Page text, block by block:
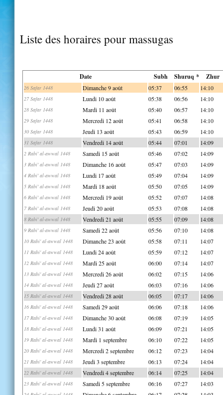
Liste des horaires pour massugas
Date Subh Shuruq * Zhur
26 Safar 1448 Dimanche 9 août 05:37 06:55 14:10
27 Safar 1448 Lundi 10 août 05:38 06:56 14:10
28 Safar 1448 Mardi 11 août 05:40 06:57 14:10
29 Safar 1448 Mercredi 12 août 05:41 06:58 14:10
30 Safar 1448 Jeudi 13 août 05:43 06:59 14:10
31 Safar 1448 Vendredi 14 août 05:44 07:01 14:09
2 Rabi' al-awwal 1448 Samedi 15 août 05:46 07:02 14:09
3 Rabi' al-awwal 1448 Dimanche 16 août 05:47 07:03 14:09
4 Rabi' al-awwal 1448 Lundi 17 août 05:49 07:04 14:09
5 Rabi' al-awwal 1448 Mardi 18 août 05:50 07:05 14:09
6 Rabi' al-awwal 1448 Mercredi 19 août 05:52 07:07 14:08
7 Rabi' al-awwal 1448 Jeudi 20 août 05:53 07:08 14:08
8 Rabi' al-awwal 1448 Vendredi 21 août 05:55 07:09 14:08
9 Rabi' al-awwal 1448 Samedi 22 août 05:56 07:10 14:08
10 Rabi' al-awwal 1448 Dimanche 23 août 05:58 07:11 14:07
11 Rabi' al-awwal 1448 Lundi 24 août 05:59 07:12 14:07
12 Rabi' al-awwal 1448 Mardi 25 août 06:00 07:14 14:07
13 Rabi' al-awwal 1448 Mercredi 26 août 06:02 07:15 14:06
14 Rabi' al-awwal 1448 Jeudi 27 août 06:03 07:16 14:06
15 Rabi' al-awwal 1448 Vendredi 28 août 06:05 07:17 14:06
16 Rabi' al-awwal 1448 Samedi 29 août 06:06 07:18 14:06
17 Rabi' al-awwal 1448 Dimanche 30 août 06:08 07:19 14:05
18 Rabi' al-awwal 1448 Lundi 31 août 06:09 07:21 14:05
19 Rabi' al-awwal 1448 Mardi 1 septembre 06:10 07:22 14:05
20 Rabi' al-awwal 1448 Mercredi 2 septembre 06:12 07:23 14:04
21 Rabi' al-awwal 1448 Jeudi 3 septembre 06:13 07:24 14:04
22 Rabi' al-awwal 1448 Vendredi 4 septembre 06:14 07:25 14:04
23 Rabi' al-awwal 1448 Samedi 5 septembre 06:16 07:27 14:03